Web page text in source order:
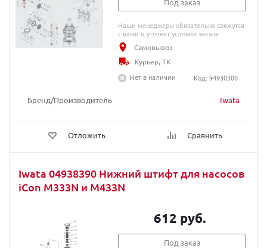
Бренд/Производитель Iwata
Отложить Сравнить
Под заказ
Наши менеджеры обязательно свяжутся
с вами и уточнят условия заказа
Самовывоз
Курьер, ТК
Нет в наличии
Код: 94930300
Iwata 04938390 Нижний штифт для насосов
iCon M333N и M433N
612 руб.
Под заказ